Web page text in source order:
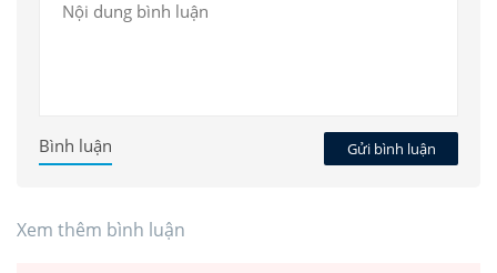
Gửi bình luận
Bình luận
Xem thêm bình luận